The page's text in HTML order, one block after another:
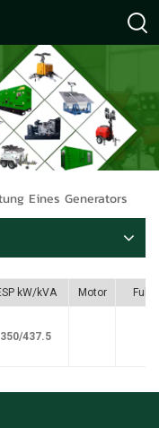
Eines Generators
kW/kVA Motor Fule
350/437.5